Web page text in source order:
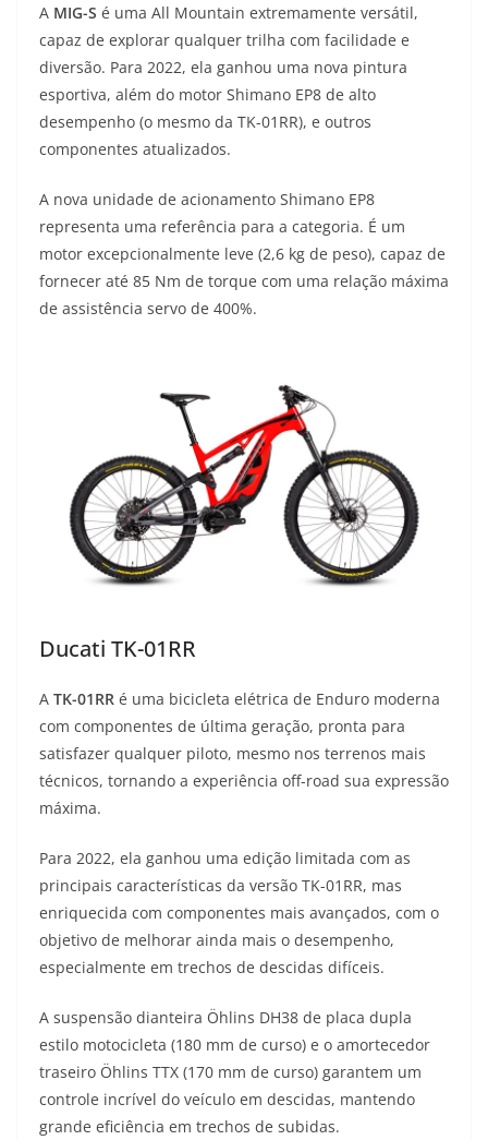
A MIG-S é uma All Mountain extremamente versátil,
capaz de explorar qualquer trilha com facilidade e
diversão. Para 2022, ela ganhou uma nova pintura
esportiva, além do motor Shimano EP8 de alto
desempenho (o mesmo da TK-01RR), e outros
componentes atualizados.
A nova unidade de acionamento Shimano EP8
representa uma referência para a categoria. É um
motor excepcionalmente leve (2,6 kg de peso), capaz de
fornecer até 85 Nm de torque com uma relação máxima
de assistência servo de 400%.
Ducati TK-01RR
A TK-01RR é uma bicicleta elétrica de Enduro moderna
com componentes de última geração, pronta para
satisfazer qualquer piloto, mesmo nos terrenos mais
técnicos, tornando a experiência off-road sua expressão
máxima.
Para 2022, ela ganhou uma edição limitada com as
principais características da versão TK-01RR, mas
enriquecida com componentes mais avançados, com o
objetivo de melhorar ainda mais o desempenho,
especialmente em trechos de descidas difíceis.
A suspensão dianteira Öhlins DH38 de placa dupla
estilo motocicleta (180 mm de curso) e o amortecedor
traseiro Öhlins TTX (170 mm de curso) garantem um
controle incrível do veículo em descidas, mantendo
grande eficiência em trechos de subidas.